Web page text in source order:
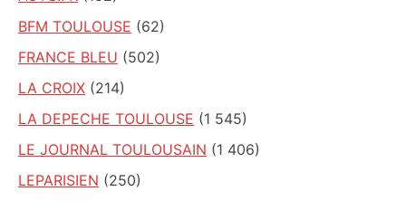
BFM TOULOUSE (62)
FRANCE BLEU (502)
LA CROIX (214)
LA DEPECHE TOULOUSE (1 545)
LE JOURNAL TOULOUSAIN (1 406)
LEPARISIEN (250)